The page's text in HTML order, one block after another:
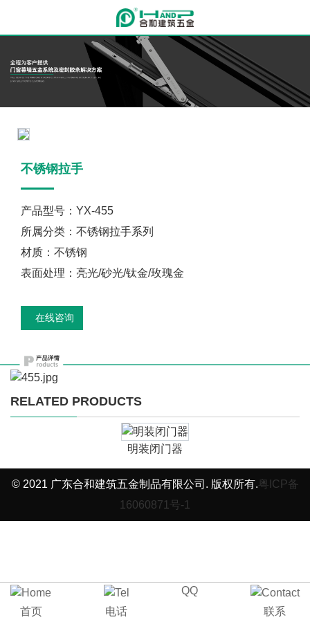
不锈钢拉手
产品型号：YX-455
所属分类：不锈钢拉手系列
材质：不锈钢
表面处理：亮光/砂光/钛金/玫瑰金
在线咨询
RELATED PRODUCTS
明装闭门器
© 2021 广东合和建筑五金制品有限公司. 版权所有.粤ICP备
16060871号-1
首页 电话
QQ
联系